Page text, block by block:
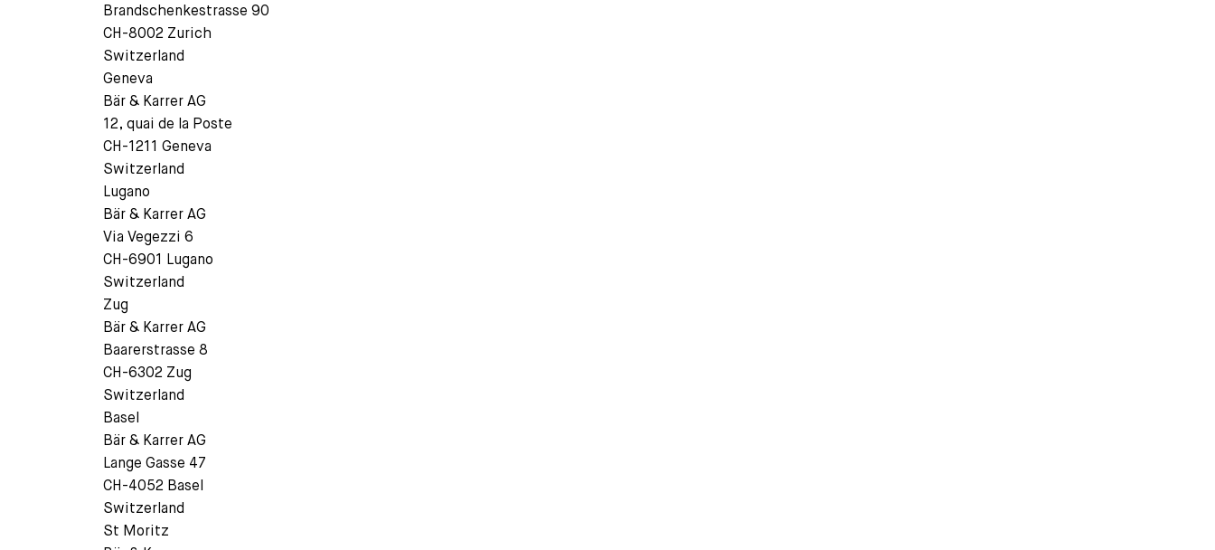
Brandschenkestrasse 90
CH-8002 Zurich
Switzerland
Geneva
Bär & Karrer AG
12, quai de la Poste
CH-1211 Geneva
Switzerland
Lugano
Bär & Karrer AG
Via Vegezzi 6
CH-6901 Lugano
Switzerland
Zug
Bär & Karrer AG
Baarerstrasse 8
CH-6302 Zug
Switzerland
Basel
Bär & Karrer AG
Lange Gasse 47
CH-4052 Basel
Switzerland
St Moritz